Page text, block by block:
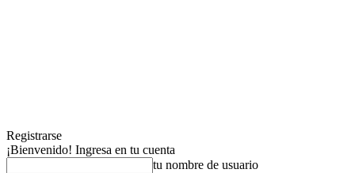
Registrarse
¡Bienvenido! Ingresa en tu cuenta
tu nombre de usuario